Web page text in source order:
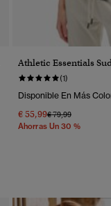
Athletic Essentials
(1)
Disponible En Más
€ 55,99Precio Rebajado
€ 79,99A
Ahorras Un 30 %